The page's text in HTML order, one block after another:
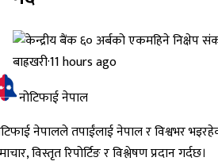
बाह्रखरी·11 hours ago
नोटिफाई नेपाल
नेपालले तपाईंलाई नेपाल र विश्वभर
विस्तृत रिपोर्टिङ र विश्लेषण प्रदान गर्दछ।